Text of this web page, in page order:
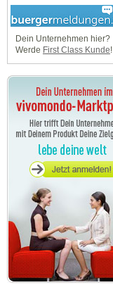
Dein Unternehmen hier?
Werde First Class Kunde!